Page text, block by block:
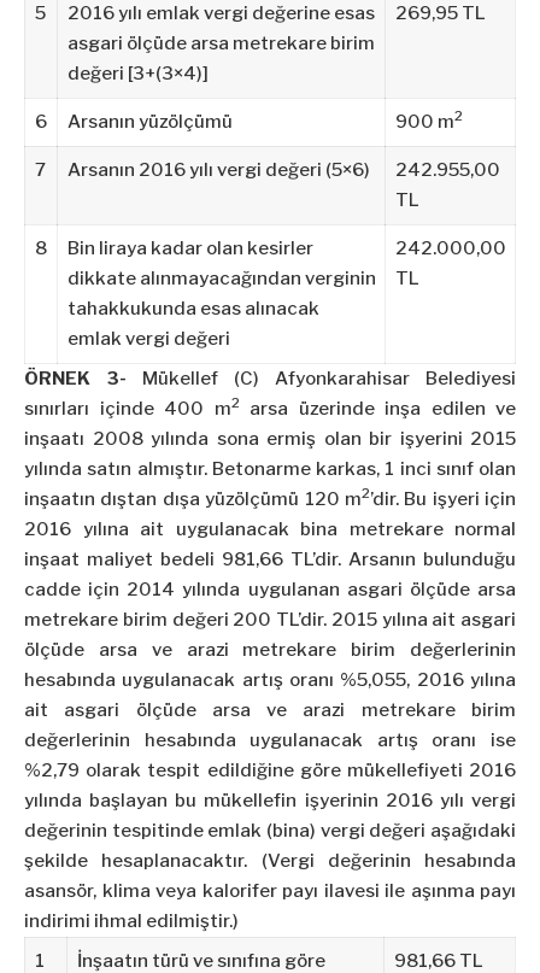
5
2016 yılı emlak vergi değerine esas
asgari ölçüde arsa metrekare birim
değeri [3+(3×4)]
269,95 TL
6 Arsanın yüzölçümü 900 m2
7 Arsanın 2016 yılı vergi değeri (5×6)
242.955,00
TL
8
Bin liraya kadar olan kesirler
dikkate alınmayacağından verginin
tahakkukunda esas alınacak
emlak vergi değeri
242.000,00
TL
ÖRNEK 3- Mükellef (C) Afyonkarahisar Belediyesi
sınırları içinde 400 m2
arsa üzerinde inşa edilen ve
inşaatı 2008 yılında sona ermiş olan bir işyerini 2015
yılında satın almıştır. Betonarme karkas, 1 inci sınıf olan
inşaatın dıştan dışa yüzölçümü 120 m2’dir. Bu işyeri için
2016 yılına ait uygulanacak bina metrekare normal
inşaat maliyet bedeli 981,66 TL’dir. Arsanın bulunduğu
cadde için 2014 yılında uygulanan asgari ölçüde arsa
metrekare birim değeri 200 TL’dir. 2015 yılına ait asgari
ölçüde arsa ve arazi metrekare birim değerlerinin
hesabında uygulanacak artış oranı %5,055, 2016 yılına
ait asgari ölçüde arsa ve arazi metrekare birim
değerlerinin hesabında uygulanacak artış oranı ise
%2,79 olarak tespit edildiğine göre mükellefiyeti 2016
yılında başlayan bu mükellefin işyerinin 2016 yılı vergi
değerinin tespitinde emlak (bina) vergi değeri aşağıdaki
şekilde hesaplanacaktır. (Vergi değerinin hesabında
asansör, klima veya kalorifer payı ilavesi ile aşınma payı
indirimi ihmal edilmiştir.)
1
İnşaatın türü ve sınıfına göre 981,66 TL